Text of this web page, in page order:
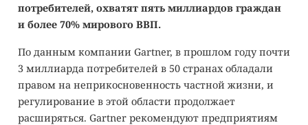
потребителей, охватят пять миллиардов граждан
и более 70% мирового ВВП.
По данным компании Gartner, в прошлом году почти
3 миллиарда потребителей в 50 странах обладали
правом на неприкосновенность частной жизни, и
регулирование в этой области продолжает
расширяться. Gartner рекомендуют предприятиям